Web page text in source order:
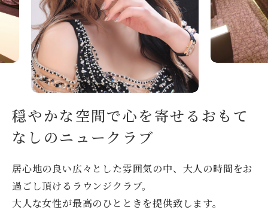
穏やかな空間で心を寄せるおもて
なしのニュークラブ
居心地の良い広々とした雰囲気の中、 大人の時間をお
過ごし頂けるラウンジクラブ。
大人な女性が最高のひとときを提供致します。